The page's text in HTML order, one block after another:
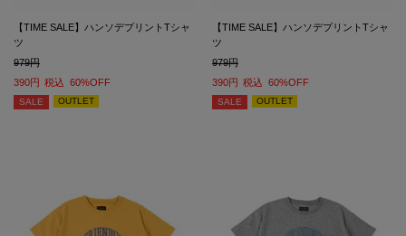
【TIME SALE】ハンソデプリントTシャ
ツ
979
390
税込 60%OFF
SALE OUTLET
【TIME SALE】ハンソデプリントTシャ
ツ
979
390
税込 60%OFF
SALE OUTLET